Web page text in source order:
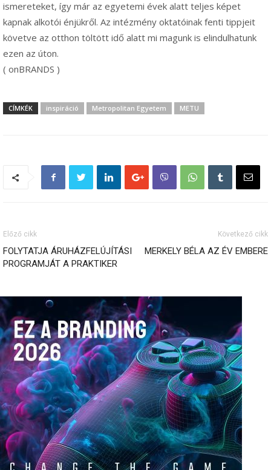
ismereteket, így már az egyetemi évek alatt teljes képet
kapnak alkotói énjükről. Az intézmény oktatóinak fenti tippjeit
követve az otthon töltött idő alatt mi magunk is elindulhatunk
ezen az úton.
( onBRANDS )
CÍMKÉK inspiráció Metropolitan Egyetem METU
Előző cikk
FOLYTATJA ÁRUHÁZFELÚJÍTÁSI
PROGRAMJÁT A PRAKTIKER
Következő cikk
MERKELY BÉLA AZ ÉV EMBERE